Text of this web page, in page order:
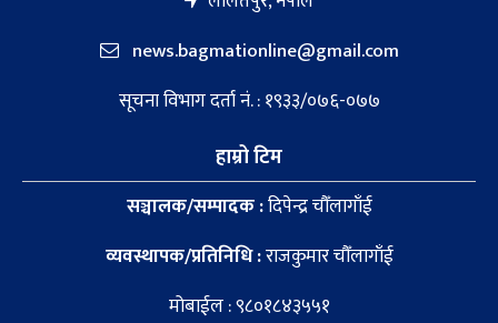
news.bagmationline@gmail.com
सूचना विभाग दर्ता नं. : १९३३/०७६-०७७
हाम्रो टिम
सञ्चालक/सम्पादक :दिपेन्द्र चौँलागाँई
व्यवस्थापक/प्रतिनिधि :राजकुमार चौँलागाँई
मोबाईल : ९८०१८४३५५१